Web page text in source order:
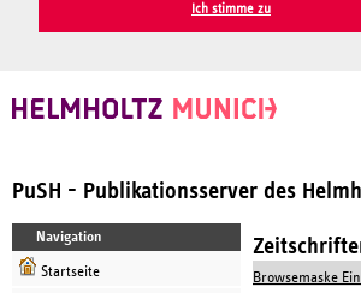
Ich stimme zu
PuSH - Publikationsserver des
Navigation
Startseite
Browsemaske